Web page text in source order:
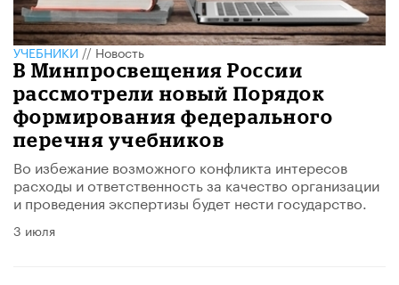
УЧЕБНИКИ//Новость
В Минпросвещения России
рассмотрели новый Порядок
формирования федерального
перечня учебников
Во избежание возможного конфликта интересов
расходы и ответственность за качество организации
и проведения экспертизы будет нести государство.
3 июля